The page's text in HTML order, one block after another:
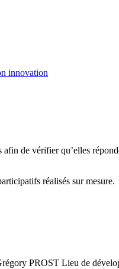
innovation
de vérifier qu’elles
réalisés sur mesure.
PROST Lieu de